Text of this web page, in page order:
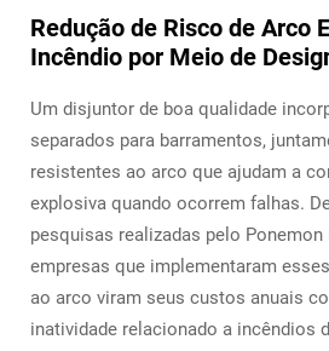
Redução de Risco de Arco
Incêndio por Meio de
Um disjuntor de boa qualidade
separados para barramentos,
resistentes ao arco que ajudam a
explosiva quando ocorrem falhas.
pesquisas realizadas pelo
empresas que implementaram
ao arco viram seus custos anuais
inatividade relacionado a incêndios